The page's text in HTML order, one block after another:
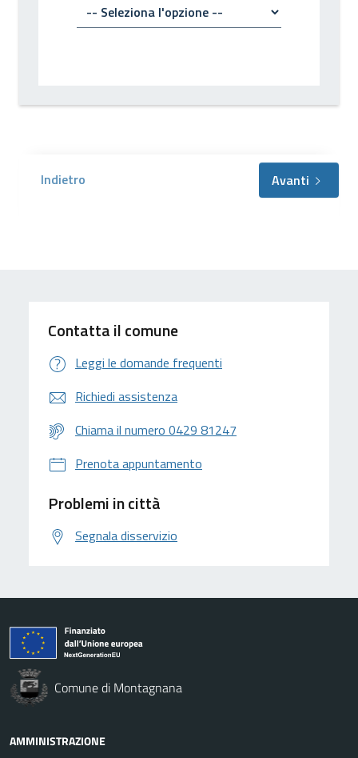
Indietro Avanti
Contatta il comune
Leggi le domande frequenti
Richiedi assistenza
Chiama il numero 0429 81247
Prenota appuntamento
Problemi in città
Segnala disservizio
Comune di Montagnana
AMMINISTRAZIONE